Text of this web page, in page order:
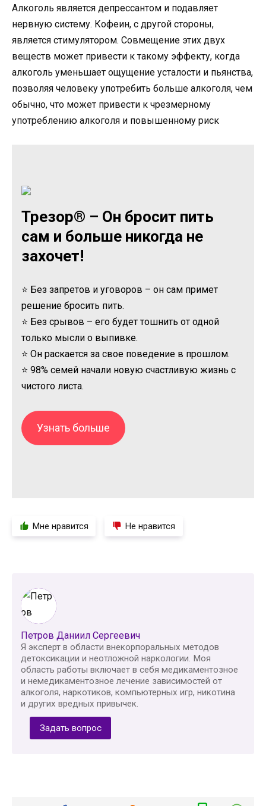
Алкоголь является депрессантом и подавляет
нервную систему. Кофеин, с другой стороны,
является стимулятором. Совмещение этих двух
веществ может привести к такому эффекту, когда
алкоголь уменьшает ощущение усталости и пьянства,
позволяя человеку употребить больше алкоголя, чем
обычно, что может привести к чрезмерному
употреблению алкоголя и повышенному риск
Трезор® – Он бросит пить
сам и больше никогда не
захочет!
⭐ Без запретов и уговоров – он сам примет
решение бросить пить.
⭐ Без срывов – его будет тошнить от одной
только мысли о выпивке.
⭐ Он раскается за свое поведение в прошлом.
⭐ 98% семей начали новую счастливую жизнь с
чистого листа.
Узнать больше
Мне нравится Не нравится
Петров Даниил Сергеевич
Я эксперт в области внекорпоральных методов
детоксикации и неотложной наркологии. Моя
область работы включает в себя медикаментозное
и немедикаментозное лечение зависимостей от
алкоголя, наркотиков, компьютерных игр, никотина
и других вредных привычек.
Задать вопрос